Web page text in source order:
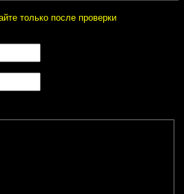
только после проверки